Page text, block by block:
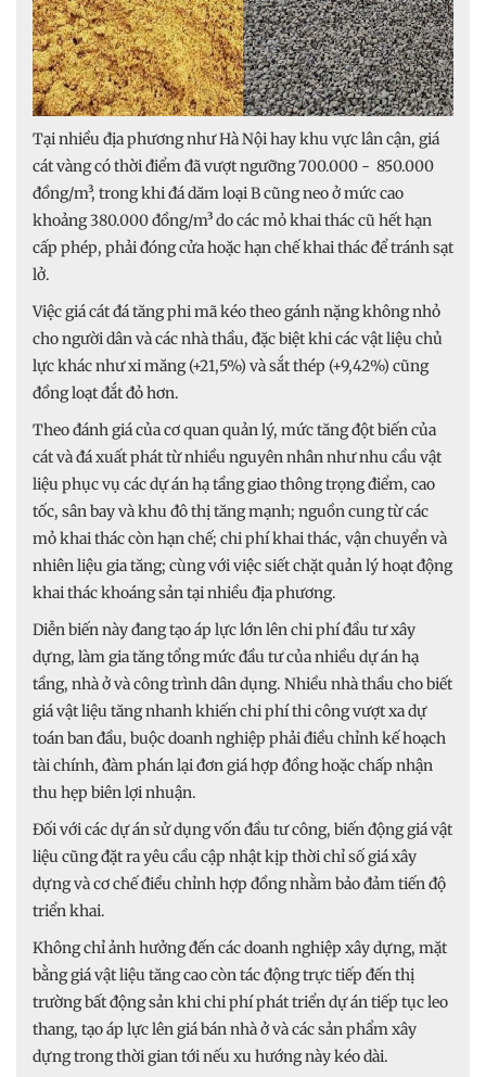
Tại nhiều địa phương như Hà Nội hay khu vực lân cận, giá
cát vàng có thời điểm đã vượt ngưỡng 700.000 - 850.000
đồng/m³, trong khi đá dăm loại B cũng neo ở mức cao
khoảng 380.000 đồng/m³ do các mỏ khai thác cũ hết hạn
cấp phép, phải đóng cửa hoặc hạn chế khai thác để tránh sạt
lở.
Việc giá cát đá tăng phi mã kéo theo gánh nặng không nhỏ
cho người dân và các nhà thầu, đặc biệt khi các vật liệu chủ
lực khác như xi măng (+21,5%) và sắt thép (+9,42%) cũng
đồng loạt đắt đỏ hơn.
Theo đánh giá của cơ quan quản lý, mức tăng đột biến của
cát và đá xuất phát từ nhiều nguyên nhân như nhu cầu vật
liệu phục vụ các dự án hạ tầng giao thông trọng điểm, cao
tốc, sân bay và khu đô thị tăng mạnh; nguồn cung từ các
mỏ khai thác còn hạn chế; chi phí khai thác, vận chuyển và
nhiên liệu gia tăng; cùng với việc siết chặt quản lý hoạt động
khai thác khoáng sản tại nhiều địa phương.
Diễn biến này đang tạo áp lực lớn lên chi phí đầu tư xây
dựng, làm gia tăng tổng mức đầu tư của nhiều dự án hạ
tầng, nhà ở và công trình dân dụng. Nhiều nhà thầu cho biết
giá vật liệu tăng nhanh khiến chi phí thi công vượt xa dự
toán ban đầu, buộc doanh nghiệp phải điều chỉnh kế hoạch
tài chính, đàm phán lại đơn giá hợp đồng hoặc chấp nhận
thu hẹp biên lợi nhuận.
Đối với các dự án sử dụng vốn đầu tư công, biến động giá vật
liệu cũng đặt ra yêu cầu cập nhật kịp thời chỉ số giá xây
dựng và cơ chế điều chỉnh hợp đồng nhằm bảo đảm tiến độ
triển khai.
Không chỉ ảnh hưởng đến các doanh nghiệp xây dựng, mặt
bằng giá vật liệu tăng cao còn tác động trực tiếp đến thị
trường bất động sản khi chi phí phát triển dự án tiếp tục leo
thang, tạo áp lực lên giá bán nhà ở và các sản phẩm xây
dựng trong thời gian tới nếu xu hướng này kéo dài.